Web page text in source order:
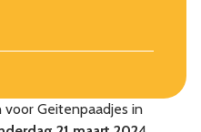
voor Geitenpaadjes in